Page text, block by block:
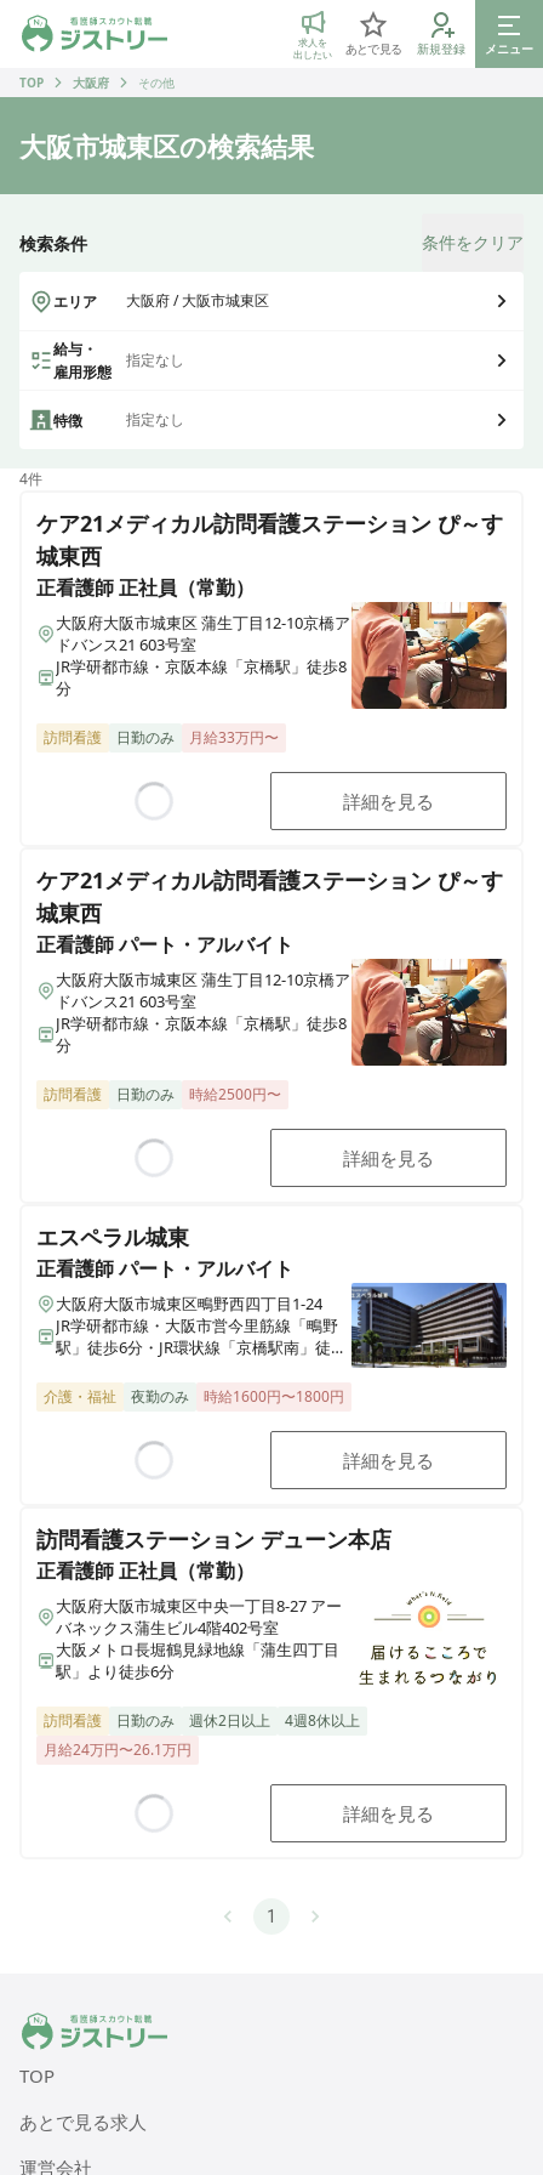
ジストリー 看護師の転職マッチング
求人を
出したい
あとで見る 新規登録
メニュー
TOP
大阪府 その他
大阪市城東区の検索結果
検索条件 条件をクリア
エリア 大阪府 / 大阪市城東区
給与・
雇用形態
指定なし
特徴 指定なし
4件
ケア21メディカル訪問看護ステーション ぴ～す
城東西
正看護師正社員（常勤）
大阪府大阪市城東区 蒲生丁目12-10京橋ア
ドバンス21 603号室
JR学研都市線・京阪本線「京橋駅」徒歩8
分
訪問看護 日勤のみ 月給33万円〜
詳細を見る
ケア21メディカル訪問看護ステーション ぴ～す
城東西
正看護師パート・アルバイト
大阪府大阪市城東区 蒲生丁目12-10京橋ア
ドバンス21 603号室
JR学研都市線・京阪本線「京橋駅」徒歩8
分
訪問看護 日勤のみ 時給2500円〜
詳細を見る
エスペラル城東
正看護師パート・アルバイト
大阪府大阪市城東区鴫野西四丁目1-24
JR学研都市線・大阪市営今里筋線「鴫野
駅」徒歩6分・JR環状線「京橋駅南」徒歩
介護・福祉 夜勤のみ 時給1600円〜1800円
詳細を見る
訪問看護ステーション デューン本店
正看護師正社員（常勤）
大阪府大阪市城東区中央一丁目8-27 アー
バネックス蒲生ビル4階402号室
大阪メトロ長堀鶴見緑地線「蒲生四丁目
駅」より徒歩6分
訪問看護 日勤のみ 週休2日以上
4週8休以上
月給24万円〜26.1万円
詳細を見る
1
ジストリー 看護師の転職マッチング
TOP
あとで見る求人
運営会社